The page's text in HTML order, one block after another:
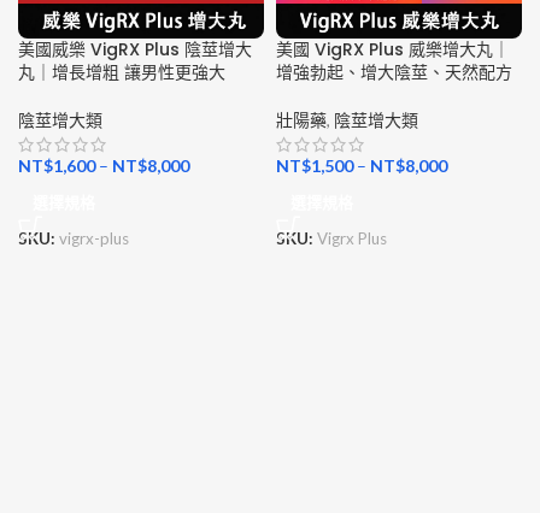
美國威樂 VigRX Plus 陰莖增大
丸｜增長增粗 讓男性更強大
陰莖增大類
NT$1,600– NT$8,000
SKU: vigrx-plus
美國 VigRX Plus 威樂增大丸｜
增強勃起、增大陰莖、天然配方
壯陽藥, 陰莖增大類
NT$1,500– NT$8,000
SKU: Vigrx Plus